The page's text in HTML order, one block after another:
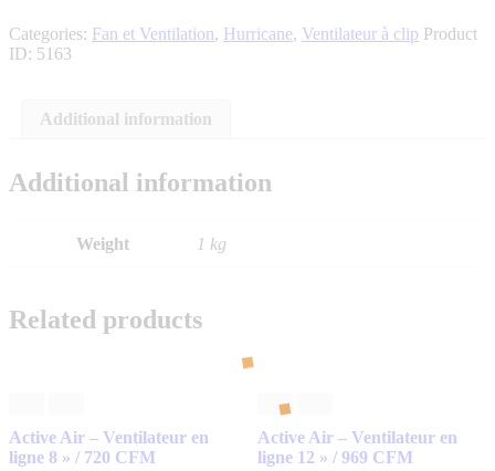
-
6
Categories: Fan et Ventilation, Hurricane, Ventilateur à clip Product
ID: 5163
Additional information
Additional information
Weight 1 kg
Related products
Active Air – Ventilateur en
ligne 8 » / 720 CFM
Active Air – Ventilateur en
ligne 12 » / 969 CFM